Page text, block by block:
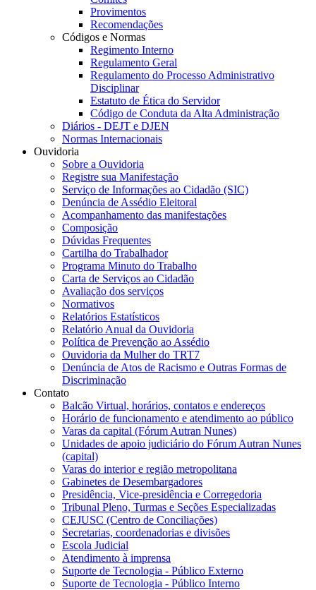
Provimentos
Recomendações
Códigos e Normas
Regimento Interno
Regulamento Geral
Regulamento do Processo Administrativo
Disciplinar
Estatuto de Ética do Servidor
Código de Conduta da Alta Administração
Diários - DEJT e DJEN
Normas Internacionais
Ouvidoria
Sobre a Ouvidoria
Registre sua Manifestação
Serviço de Informações ao Cidadão (SIC)
Denúncia de Assédio Eleitoral
Acompanhamento das manifestações
Composição
Dúvidas Frequentes
Cartilha do Trabalhador
Programa Minuto do Trabalho
Carta de Serviços ao Cidadão
Avaliação dos serviços
Normativos
Relatórios Estatísticos
Relatório Anual da Ouvidoria
Política de Prevenção ao Assédio
Ouvidoria da Mulher do TRT7
Denúncia de Atos de Racismo e Outras Formas de
Discriminação
Contato
Balcão Virtual, horários, contatos e endereços
Horário de funcionamento e atendimento ao público
Varas da capital (Fórum Autran Nunes)
Unidades de apoio judiciário do Fórum Autran Nunes
(capital)
Varas do interior e região metropolitana
Gabinetes de Desembargadores
Presidência, Vice-presidência e Corregedoria
Tribunal Pleno, Turmas e Seções Especializadas
CEJUSC (Centro de Conciliações)
Secretarias, coordenadorias e divisões
Escola Judicial
Atendimento à imprensa
Suporte de Tecnologia - Público Externo
Suporte de Tecnologia - Público Interno